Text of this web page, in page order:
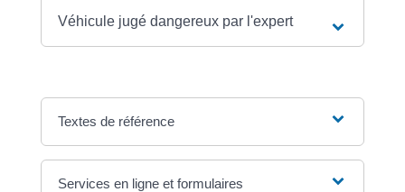
Véhicule jugé dangereux par l'expert
Textes de référence
Services en ligne et formulaires